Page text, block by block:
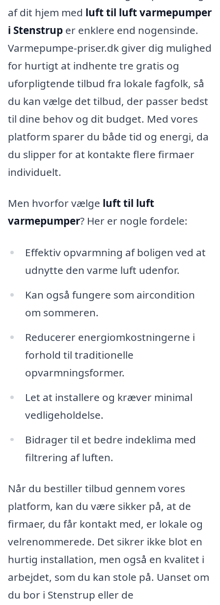
af dit hjem med luft til luft varmepumper
i Stenstrup er enklere end nogensinde.
Varmepumpe-priser.dk giver dig mulighed
for hurtigt at indhente tre gratis og
uforpligtende tilbud fra lokale fagfolk, så
du kan vælge det tilbud, der passer bedst
til dine behov og dit budget. Med vores
platform sparer du både tid og energi, da
du slipper for at kontakte flere firmaer
individuelt.
Men hvorfor vælge luft til luft
varmepumper? Her er nogle fordele:
Effektiv opvarmning af boligen ved at
udnytte den varme luft udenfor.
Kan også fungere som aircondition
om sommeren.
Reducerer energiomkostningerne i
forhold til traditionelle
opvarmningsformer.
Let at installere og kræver minimal
vedligeholdelse.
Bidrager til et bedre indeklima med
filtrering af luften.
Når du bestiller tilbud gennem vores
platform, kan du være sikker på, at de
firmaer, du får kontakt med, er lokale og
velrenommerede. Det sikrer ikke blot en
hurtig installation, men også en kvalitet i
arbejdet, som du kan stole på. Uanset om
du bor i Stenstrup eller de